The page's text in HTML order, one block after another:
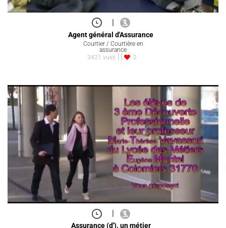
|
Agent général d'Assurance
Courtier / Courtière en
assurance
3421 vues
2
|
Assurance (d'). un métier